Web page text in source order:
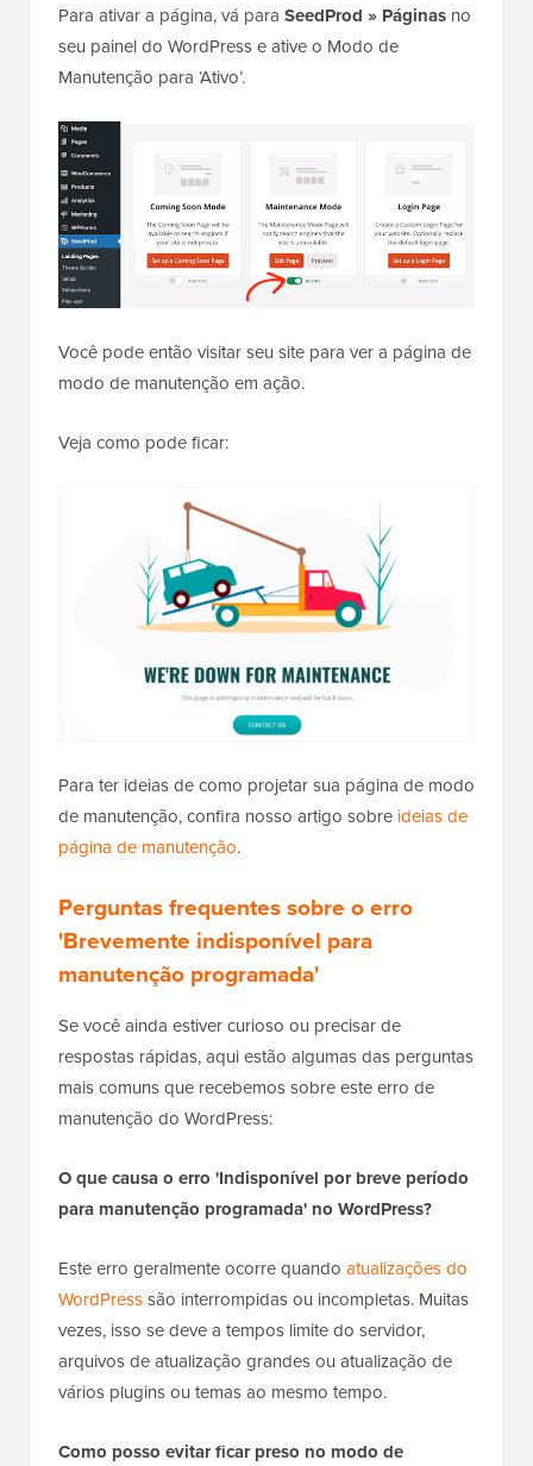
Para ativar a página, vá para SeedProd » Páginas no
seu painel do WordPress e ative o Modo de
Manutenção para ‘Ativo’.
Você pode então visitar seu site para ver a página de
modo de manutenção em ação.
Veja como pode ficar:
Para ter ideias de como projetar sua página de modo
de manutenção, confira nosso artigo sobre ideias de
página de manutenção.
Perguntas frequentes sobre o erro
'Brevemente indisponível para
manutenção programada'
Se você ainda estiver curioso ou precisar de
respostas rápidas, aqui estão algumas das perguntas
mais comuns que recebemos sobre este erro de
manutenção do WordPress:
O que causa o erro 'Indisponível por breve período
para manutenção programada' no WordPress?
Este erro geralmente ocorre quando atualizações do
WordPresssão interrompidas ou incompletas. Muitas
vezes, isso se deve a tempos limite do servidor,
arquivos de atualização grandes ou atualização de
vários plugins ou temas ao mesmo tempo.
Como posso evitar ficar preso no modo de